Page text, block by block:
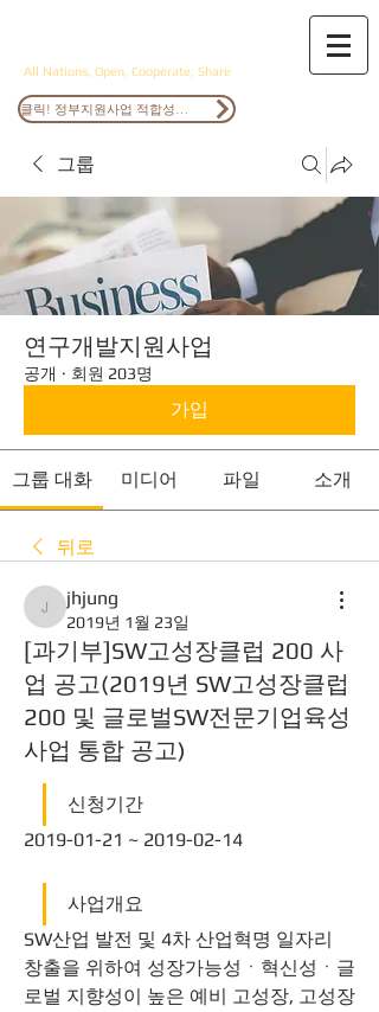
All Nations, Open, Cooperate, Share
그룹
연구개발지원사업
공개 · 회원 203명
가입
그룹 대화 미디어 파일 소개
뒤로
jhjung
jhjung
2019년 1월 23일
[과기부]SW고성장클럽 200 사
업 공고(2019년 SW고성장클럽
200 및 글로벌SW전문기업육성
사업 통합 공고)
신청기간
2019-01-21 ~ 2019-02-14
사업개요
SW산업 발전 및 4차 산업혁명 일자리
창출을 위하여 성장가능성ㆍ혁신성ㆍ글
로벌 지향성이 높은 예비 고성장, 고성장